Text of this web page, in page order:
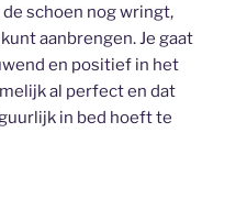
schoen nog wringt,
aanbrengen. Je gaat
en positief in het
al perfect en dat
in bed hoeft te